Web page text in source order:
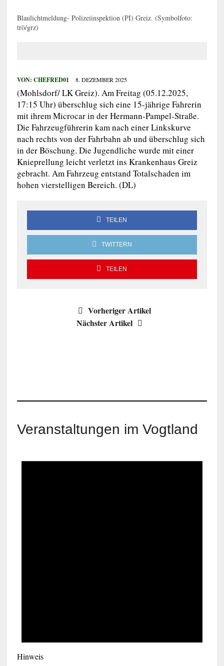
Blaulichtmeldung- Polizeiinspektion (PI) Greiz. (Symbolfoto:
trö/grz)
VON: CHEFRED01 8. DEZEMBER 2025
(Mohlsdorf/ LK Greiz). Am Freitag (05.12.2025,
17:15 Uhr) überschlug sich eine 15-jährige Fahrerin
mit ihrem Microcar in der Hermann-Pampel-Straße.
Die Fahrzeugführerin kam nach einer Linkskurve
nach rechts von der Fahrbahn ab und überschlug sich
in der Böschung. Die Jugendliche wurde mit einer
Knieprellung leicht verletzt ins Krankenhaus Greiz
gebracht. Am Fahrzeug entstand Totalschaden im
hohen vierstelligen Bereich. (DL)
TEILEN
TWITTERN
TEILEN
Vorheriger Artikel
Nächster Artikel
Veranstaltungen im Vogtland
Hinweis